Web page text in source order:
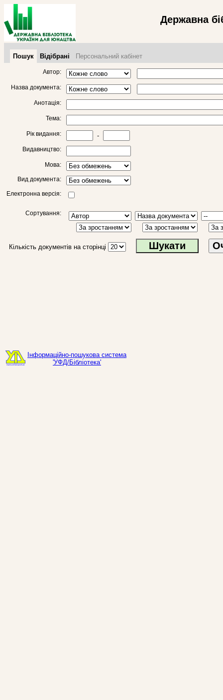
Державна
Пошук Відібрані Персональний кабінет
Автор:
Назва документа:
Анотація:
Тема:
Рік видання: -
Видавництво:
Мова:
Вид документа:
Електронна версія:
Сортування:
Кількість документів на сторінці
Інформаційно-пошукова система
'УФД/Бібліотека'